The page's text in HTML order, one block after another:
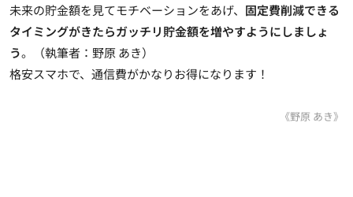
未来の貯金額を見てモチベーションをあげ、 固定費削減できる
タイミングがきたらガッチリ貯金額を増やすようにしましょ
う。（執筆者：野原 あき）
格安スマホで、通信費がかなりお得になります！
《野原 あき》